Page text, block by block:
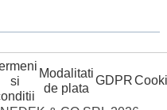
si
Modalitati
de plata
GDPR